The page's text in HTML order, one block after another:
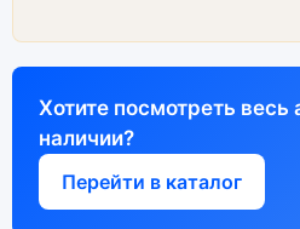
Хотите посмотреть весь
наличии?
Перейти в каталог